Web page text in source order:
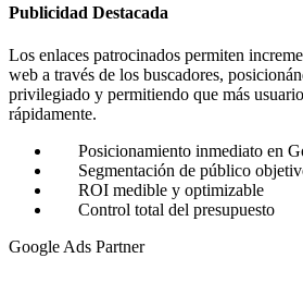
Publicidad Destacada
Los enlaces patrocinados permiten
web a través de los buscadores,
privilegiado y permitiendo que más
rápidamente.
Posicionamiento inmediato en
Segmentación de público
ROI medible y optimizable
Control total del presupuesto
Google Ads Partner